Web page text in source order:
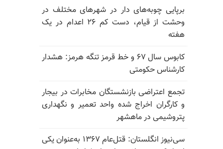
برپایی چوبه‌های دار در شهرهای مختلف در
وحشت از قیام، دست کم ۲۶ اعدام در یک
هفته
کابوس سال ۶۷ و خط قرمز تنگه هرمز: هشدار
کارشناس حکومتی
تجمع اعتراضی بازنشستگان مخابرات در بیجار
و کارگران اخراج شده واحد تعمیر و نگهداری
پتروشیمی در ماهشهر
سی‌نیوز انگلستان: قتل‌عام ۱۳۶۷ به‌عنوان یکی